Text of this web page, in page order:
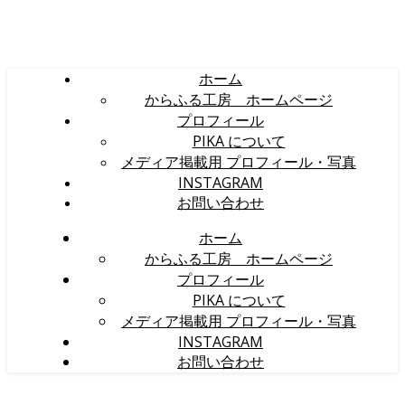
ホーム
からふる工房 ホームページ
プロフィール
PIKA について
メディア掲載用 プロフィール・写真
INSTAGRAM
お問い合わせ
ホーム
からふる工房 ホームページ
プロフィール
PIKA について
メディア掲載用 プロフィール・写真
INSTAGRAM
お問い合わせ